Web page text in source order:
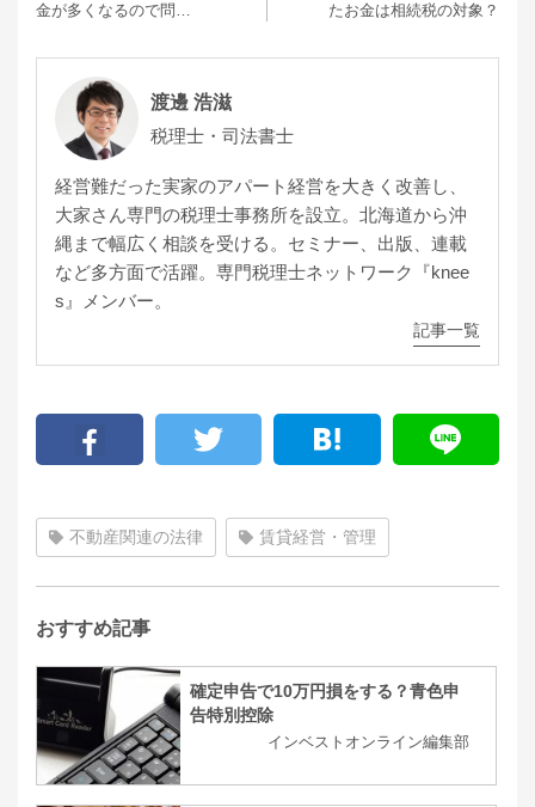
金が多くなるので問…
たお金は相続税の対象？
渡邊 浩滋
税理士・司法書士
経営難だった実家のアパート経営を大きく改善し、
大家さん専門の税理士事務所を設立。北海道から沖
縄まで幅広く相談を受ける。セミナー、出版、連載
など多方面で活躍。専門税理士ネットワーク『knee
s』メンバー。
記事一覧
不動産関連の法律 賃貸経営・管理
おすすめ記事
確定申告で10万円損をする？青色申
告特別控除
インベストオンライン編集部